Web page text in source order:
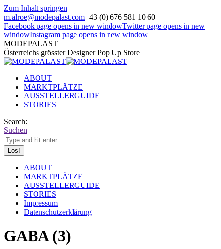
Zum Inhalt springen
m.alroe@modepalast.com+43 (0) 676 581 10 60
Facebook page opens in new windowTwitter page opens in new
windowInstagram page opens in new window
MODEPALAST
Österreichs grösster Designer Pop Up Store
ABOUT
MARKTPLÄTZE
AUSSTELLERGUIDE
STORIES
Search:
Suchen
ABOUT
MARKTPLÄTZE
AUSSTELLERGUIDE
STORIES
Impressum
Datenschutzerklärung
GABA (3)